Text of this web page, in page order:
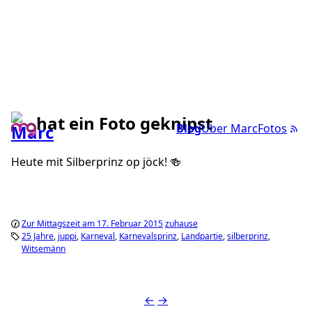
BlogÜber MarcFotos
hat ein Foto geknipst
Heute mit Silberprinz op jöck! 🍻
Zur Mittagszeit am 17. Februar 2015zuhause
25 Jahre juppi Karneval Karnevalsprinz Landpartie silberprinz
Witsemänn
← →